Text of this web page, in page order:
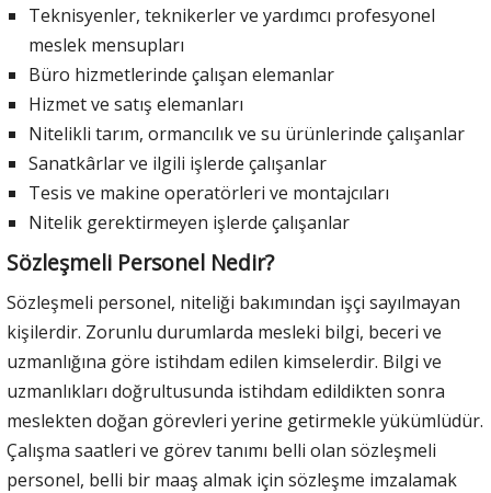
Teknisyenler, teknikerler ve yardımcı profesyonel
meslek mensupları
Büro hizmetlerinde çalışan elemanlar
Hizmet ve satış elemanları
Nitelikli tarım, ormancılık ve su ürünlerinde çalışanlar
Sanatkârlar ve ilgili işlerde çalışanlar
Tesis ve makine operatörleri ve montajcıları
Nitelik gerektirmeyen işlerde çalışanlar
Sözleşmeli Personel Nedir?
Sözleşmeli personel, niteliği bakımından işçi sayılmayan
kişilerdir. Zorunlu durumlarda mesleki bilgi, beceri ve
uzmanlığına göre istihdam edilen kimselerdir. Bilgi ve
uzmanlıkları doğrultusunda istihdam edildikten sonra
meslekten doğan görevleri yerine getirmekle yükümlüdür.
Çalışma saatleri ve görev tanımı belli olan sözleşmeli
personel, belli bir maaş almak için sözleşme imzalamak